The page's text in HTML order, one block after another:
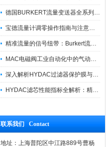
德国BURKERT流量变送器全系列优势供应
宝德流量计调零操作指南与注意事项
精准流量的信号纽带：Burkert流量计接线指南
MAC电磁阀工业自动化中的气动指挥官
深入解析HYDAC过滤器保护膜与质量防护技术
HYDAC滤芯性能指标全解析：精度、寿命与可靠性的工业级标准
联系我们 Contact
地址：上海普陀区中江路889号曹杨